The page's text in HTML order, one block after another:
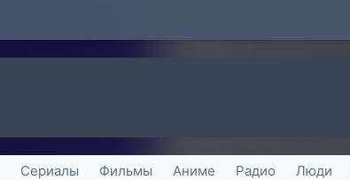
Сериалы Фильмы Аниме Радио Люди